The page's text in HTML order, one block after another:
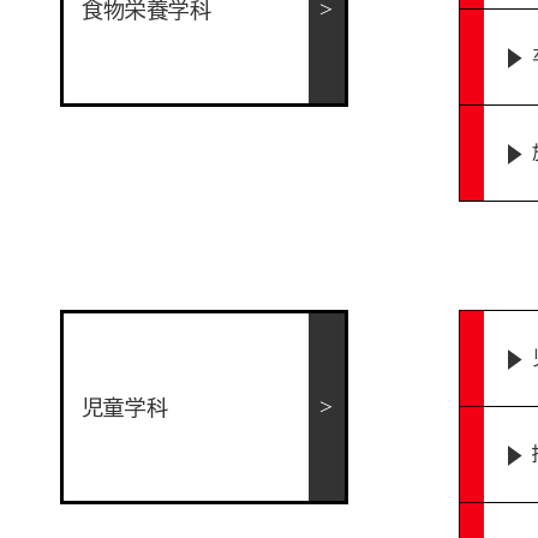
食物栄養学科
児童学科